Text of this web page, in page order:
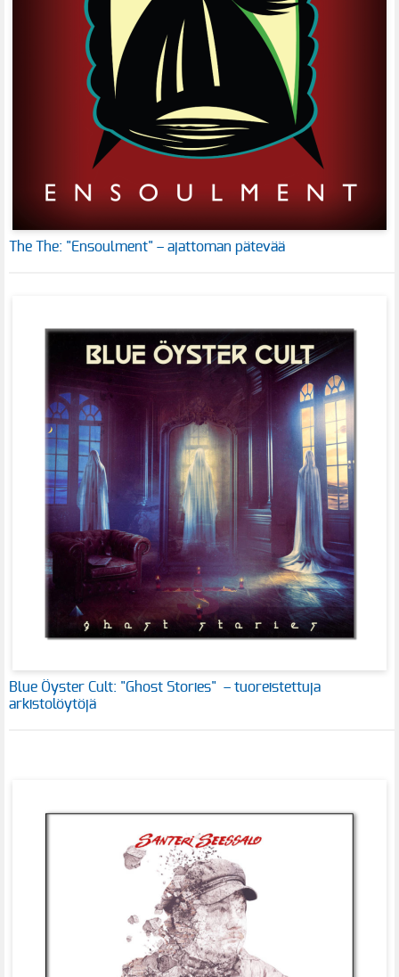
The The: "Ensoulment" – ajattoman pätevää
Blue Öyster Cult: "Ghost Stories" – tuoreistettuja
arkistolöytöjä